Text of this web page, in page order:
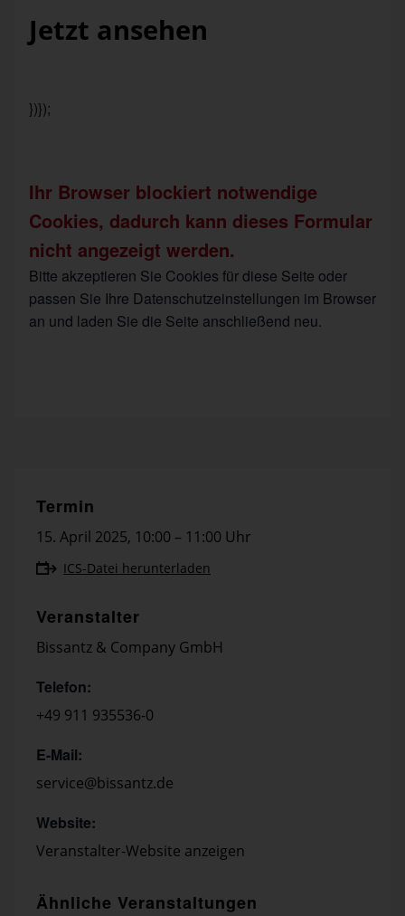
Jetzt ansehen
})});
Ihr Browser blockiert notwendige
Cookies, dadurch kann dieses Formular
nicht angezeigt werden.
Bitte akzeptieren Sie Cookies für diese Seite oder
passen Sie Ihre Datenschutzeinstellungen im Browser
an und laden Sie die Seite anschließend neu.
Termin
15. April 2025, 10:00 – 11:00 Uhr
ICS-Datei herunterladen
Veranstalter
Bissantz & Company GmbH
Telefon:
+49 911 935536-0
E-Mail:
service@bissantz.de
Website:
Veranstalter-Website anzeigen
Ähnliche Veranstaltungen